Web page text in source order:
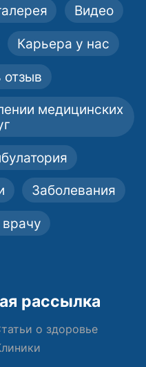
Видео
Карьера у нас
отзыв
медицинских
Заболевания
рассылка
о здоровье